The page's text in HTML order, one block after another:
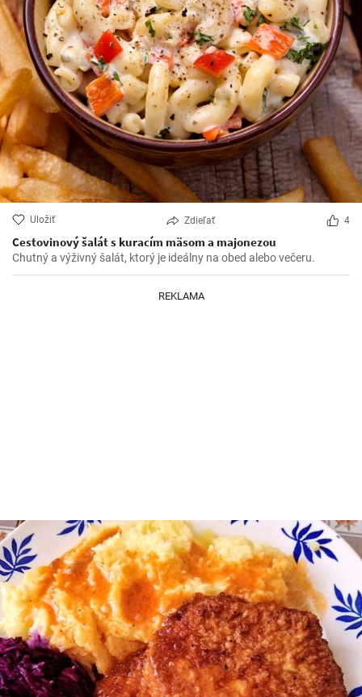
Uložiť Zdieľať 4
Cestovinový šalát s kuracím mäsom a majonezou
Chutný a výživný šalát, ktorý je ideálny na obed alebo večeru.
REKLAMA